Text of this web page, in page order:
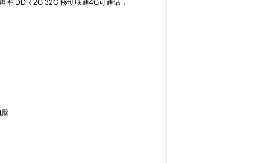
DDR 2G 32G 移动联通4G可通话，